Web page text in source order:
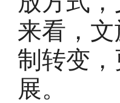
来看，
制转变
展。